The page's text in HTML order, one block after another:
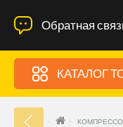
Обратная
КАТАЛОГ